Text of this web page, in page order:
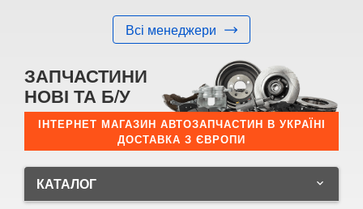
Всі менеджери
ЗАПЧАСТИНИ
НОВІ ТА Б/У
ІНТЕРНЕТ МАГАЗИН АВТОЗАПЧАСТИН В УКРАЇНІ
ДОСТАВКА З ЄВРОПИ
КАТАЛОГ keyboard_arrow_down